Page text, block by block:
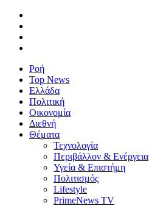
Ροή
Top News
Ελλάδα
Πολιτική
Οικονομία
Διεθνή
Θέματα
Τεχνολογία
Περιβάλλον & Ενέργεια
Υγεία & Επιστήμη
Πολιτισμός
Lifestyle
PrimeNews TV